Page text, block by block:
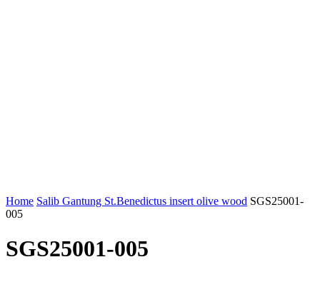
Home Salib Gantung St.Benedictus insert olive wood SGS25001-
005
SGS25001-005